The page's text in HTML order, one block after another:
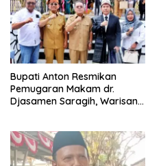
Bupati Anton Resmikan
Pemugaran Makam dr.
Djasamen Saragih, Warisan
Mendatang